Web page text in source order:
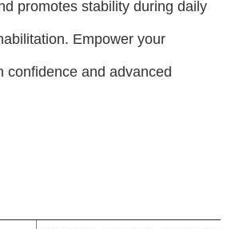
promotes stability during daily
Empower your
confidence and advanced